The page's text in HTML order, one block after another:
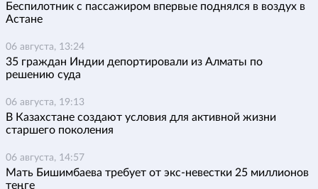
Беспилотник с пассажиром впервые поднялся в воздух в
Астане
06 августа, 13:24
35 граждан Индии депортировали из Алматы по
решению суда
06 августа, 19:13
В Казахстане создают условия для активной жизни
старшего поколения
06 августа, 14:57
Мать Бишимбаева требует от экс-невестки 25 миллионов
теңге